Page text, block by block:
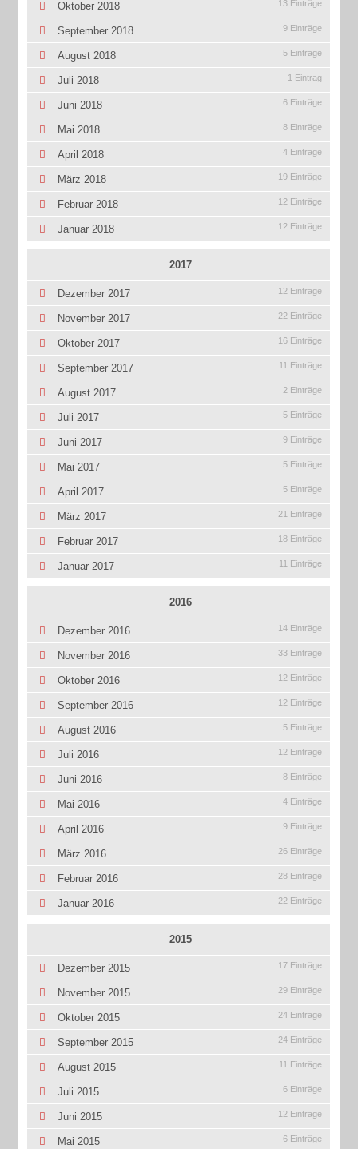
Oktober 2018 13 Einträge
September 2018 9 Einträge
August 2018 5 Einträge
Juli 2018 1 Eintrag
Juni 2018 6 Einträge
Mai 2018 8 Einträge
April 2018 4 Einträge
März 2018 19 Einträge
Februar 2018 12 Einträge
Januar 2018 12 Einträge
2017
Dezember 2017 12 Einträge
November 2017 22 Einträge
Oktober 2017 16 Einträge
September 2017 11 Einträge
August 2017 2 Einträge
Juli 2017 5 Einträge
Juni 2017 9 Einträge
Mai 2017 5 Einträge
April 2017 5 Einträge
März 2017 21 Einträge
Februar 2017 18 Einträge
Januar 2017 11 Einträge
2016
Dezember 2016 14 Einträge
November 2016 33 Einträge
Oktober 2016 12 Einträge
September 2016 12 Einträge
August 2016 5 Einträge
Juli 2016 12 Einträge
Juni 2016 8 Einträge
Mai 2016 4 Einträge
April 2016 9 Einträge
März 2016 26 Einträge
Februar 2016 28 Einträge
Januar 2016 22 Einträge
2015
Dezember 2015 17 Einträge
November 2015 29 Einträge
Oktober 2015 24 Einträge
September 2015 24 Einträge
August 2015 11 Einträge
Juli 2015 6 Einträge
Juni 2015 12 Einträge
Mai 2015 6 Einträge